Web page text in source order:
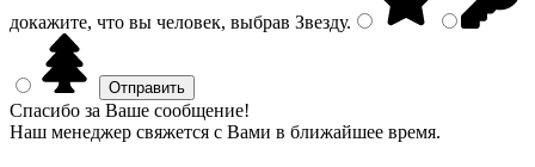
докажите, что вы человек, выбрав Звезду.
Спасибо за Ваше сообщение!
Наш менеджер свяжется с Вами в ближайшее время.